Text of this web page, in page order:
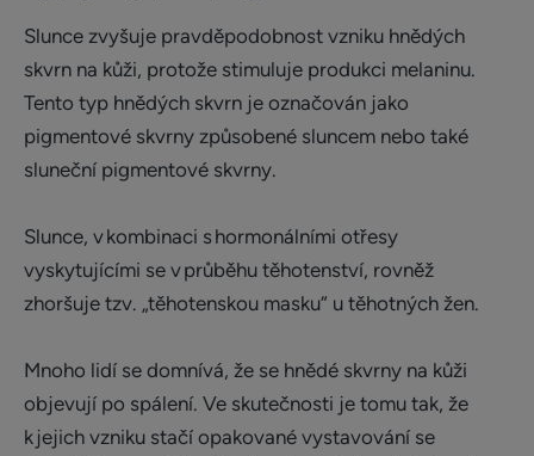
Slunce zvyšuje pravděpodobnost vzniku hnědých
skvrn na kůži, protože stimuluje produkci melaninu.
Tento typ hnědých skvrn je označován jako
pigmentové skvrny způsobené sluncem nebo také
sluneční pigmentové skvrny.
Slunce, v kombinaci s hormonálními otřesy
vyskytujícími se v průběhu těhotenství, rovněž
zhoršuje tzv. „těhotenskou masku“ u těhotných žen.
Mnoho lidí se domnívá, že se hnědé skvrny na kůži
objevují po spálení. Ve skutečnosti je tomu tak, že
k jejich vzniku stačí opakované vystavování se